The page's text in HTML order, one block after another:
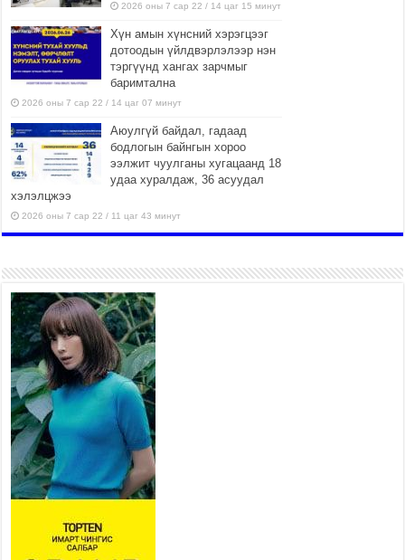
2026 оны 7 сар 22 / 14 цаг 15 минут
Хүн амын хүнсний хэрэгцээг
дотоодын үйлдвэрлэлээр нэн
тэргүүнд хангах зарчмыг
баримтална
2026 оны 7 сар 22 / 14 цаг 07 минут
Аюулгүй байдал, гадаад
бодлогын байнгын хороо
ээлжит чуулганы хугацаанд 18
удаа хуралдаж, 36 асуудал
хэлэлцжээ
2026 оны 7 сар 22 / 11 цаг 43 минут
төсөлд төр, хувийн хэвшлийн түншлэлийн
хүрээнд хамтран ажиллахыг урьж байна
2026 оны 7 сар 22 / 9 цаг 28 минут
Б.Пүрэвдагва: “Урт цагаан”-ыг залуучууд чөлөөт
цагаа өнгөрүүлдэг, жуулчид зорьж ирдэг цэг
болгоно
2026 оны 7 сар 21 / 16 цаг 47 минут
Тусгай замын автобус /BRT/ төслийн удирдах
хорооны ээлжит хуралдаан боллоо
2026 оны 7 сар 21 / 16 цаг 43 минут
Ерөнхий сайд Н.Учрал БНХАУ-аас Монгол Улсад
суугаа Элчин сайд Шэнь Миньжюанийг хүлээн
авч уулзав
2026 оны 7 сар 21 / 16 цаг 39 минут